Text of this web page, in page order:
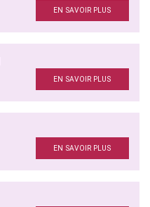
EN SAVOIR PLUS
EN SAVOIR PLUS
EN SAVOIR PLUS